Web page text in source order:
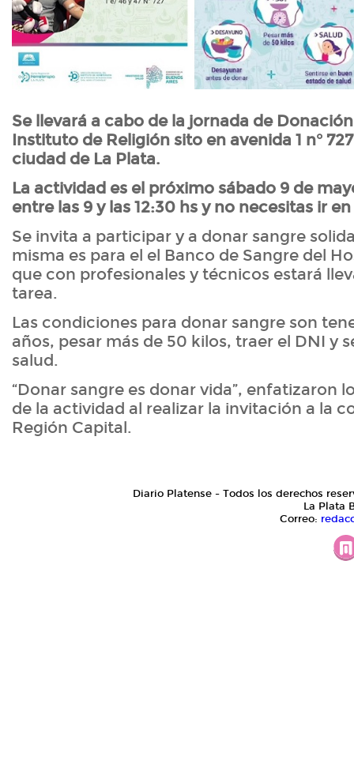
Se llevará a cabo de la jornada de
Instituto de Religión sito en avenida 1 n°
ciudad de La Plata.
La actividad es el próximo sábado 9 de
entre las 9 y las 12:30 hs y no necesitas ir
Se invita a participar y a donar sangre
misma es para el el Banco de Sangre del
que con profesionales y técnicos estará
tarea.
Las condiciones para donar sangre son
años, pesar más de 50 kilos, traer el DNI y
salud.
“Donar sangre es donar vida”, enfatizaron
de la actividad al realizar la invitación a la
Región Capital.
Diario Platense - Todos los derechos
La Plata
Correo: